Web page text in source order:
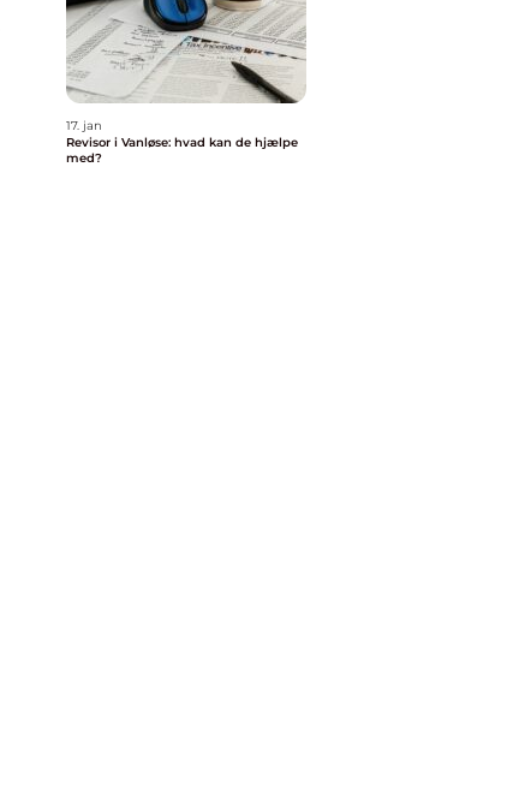
17. jan
Revisor i Vanløse: hvad kan de hjælpe
med?